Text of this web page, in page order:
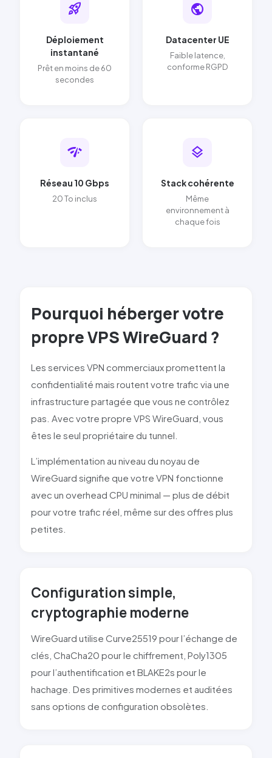
rocket_launch
Déploiement
instantané
Prêt en moins de 60
secondes
public
Datacenter UE
Faible latence,
conforme RGPD
network_check
Réseau 10 Gbps
20 To inclus
layers
Stack cohérente
Même
environnement à
chaque fois
Pourquoi héberger votre
propre VPS WireGuard ?
Les services VPN commerciaux promettent la
confidentialité mais routent votre trafic via une
infrastructure partagée que vous ne contrôlez
pas. Avec votre propre VPS WireGuard, vous
êtes le seul propriétaire du tunnel.
L’implémentation au niveau du noyau de
WireGuard signifie que votre VPN fonctionne
avec un overhead CPU minimal — plus de débit
pour votre trafic réel, même sur des offres plus
petites.
Configuration simple,
cryptographie moderne
WireGuard utilise Curve25519 pour l’échange de
clés, ChaCha20 pour le chiffrement, Poly1305
pour l’authentification et BLAKE2s pour le
hachage. Des primitives modernes et auditées
sans options de configuration obsolètes.